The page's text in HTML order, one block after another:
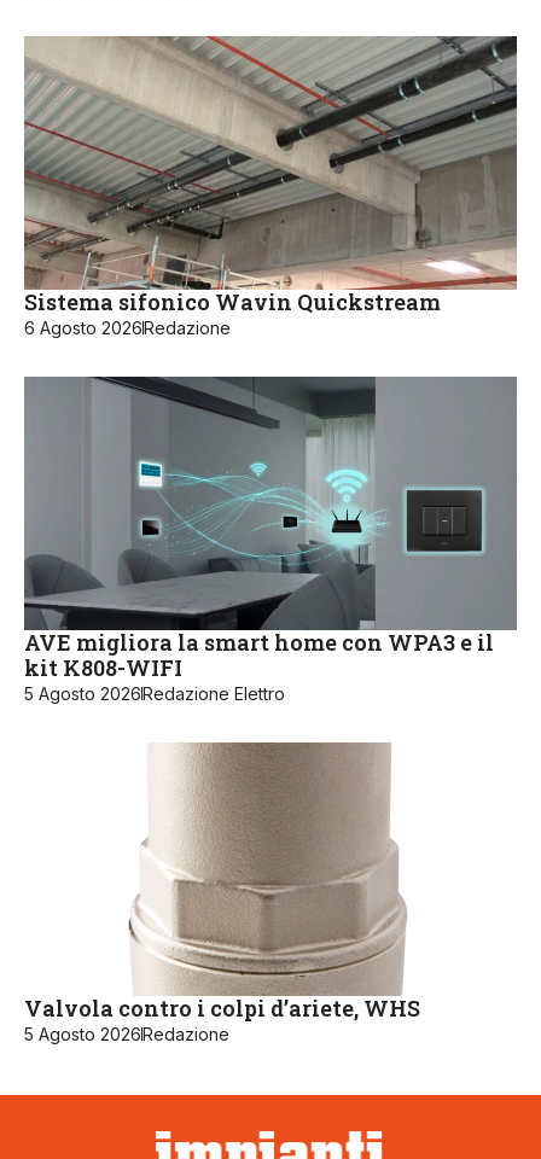
Sistema sifonico Wavin Quickstream
6 Agosto 2026Redazione
AVE migliora la smart home con WPA3 e il
kit K808-WIFI
5 Agosto 2026Redazione Elettro
Valvola contro i colpi d’ariete, WHS
5 Agosto 2026Redazione